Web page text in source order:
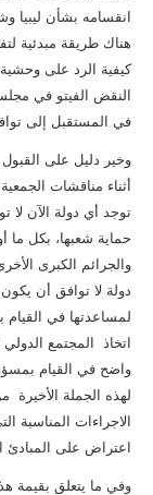
انقسامه بشأن ليبيا
هناك طريقة مبدئية
كيفية الرد على
النقض الفيتو في
في المستقبل إلى
وخير دليل على القبول
توجد أي دولة الآن لا
حماية شعبها، بكل ما
والجرائم الكبرى
دولة لا توافق أن
لمساعدتها في القيام
اتخاذ المجتمع
واضح في القيام
لهذه الجملة
الاجراءات المناسبة
اعتراض على المبادئ
وفي ما يتعلق بقيمة